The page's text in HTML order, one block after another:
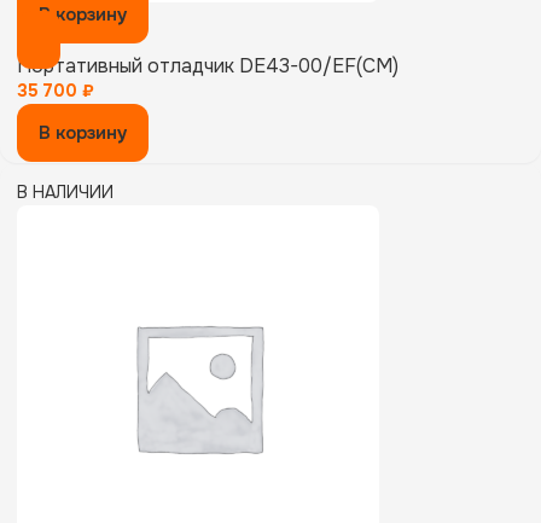
В корзину
Портативный отладчик DE43-00/EF(CM)
35 700 ₽
В корзину
В НАЛИЧИИ